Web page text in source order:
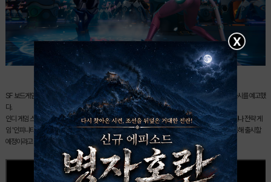
SF 보드게임 '인피니티(Infinity)'를 원작으로 한 전략 게임이 긴 개발 과정을 마치고 올가을 정식 출시를 예고했
다.
인디 게임 스튜디오 블라인드스팟 게임즈(Blindspot Games)는 자사가 개발 중인 1대1 턴제 아레나 전략 게
임 '인피니티: 헥사돔 택틱스(Infinity: HexaDome Tactics)'를 2026년 가을 스팀(Steam)을 통해 출시할
예정이라고 밝혔다.
X